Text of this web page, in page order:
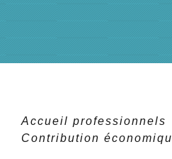
Accueil professionnels
Contribution